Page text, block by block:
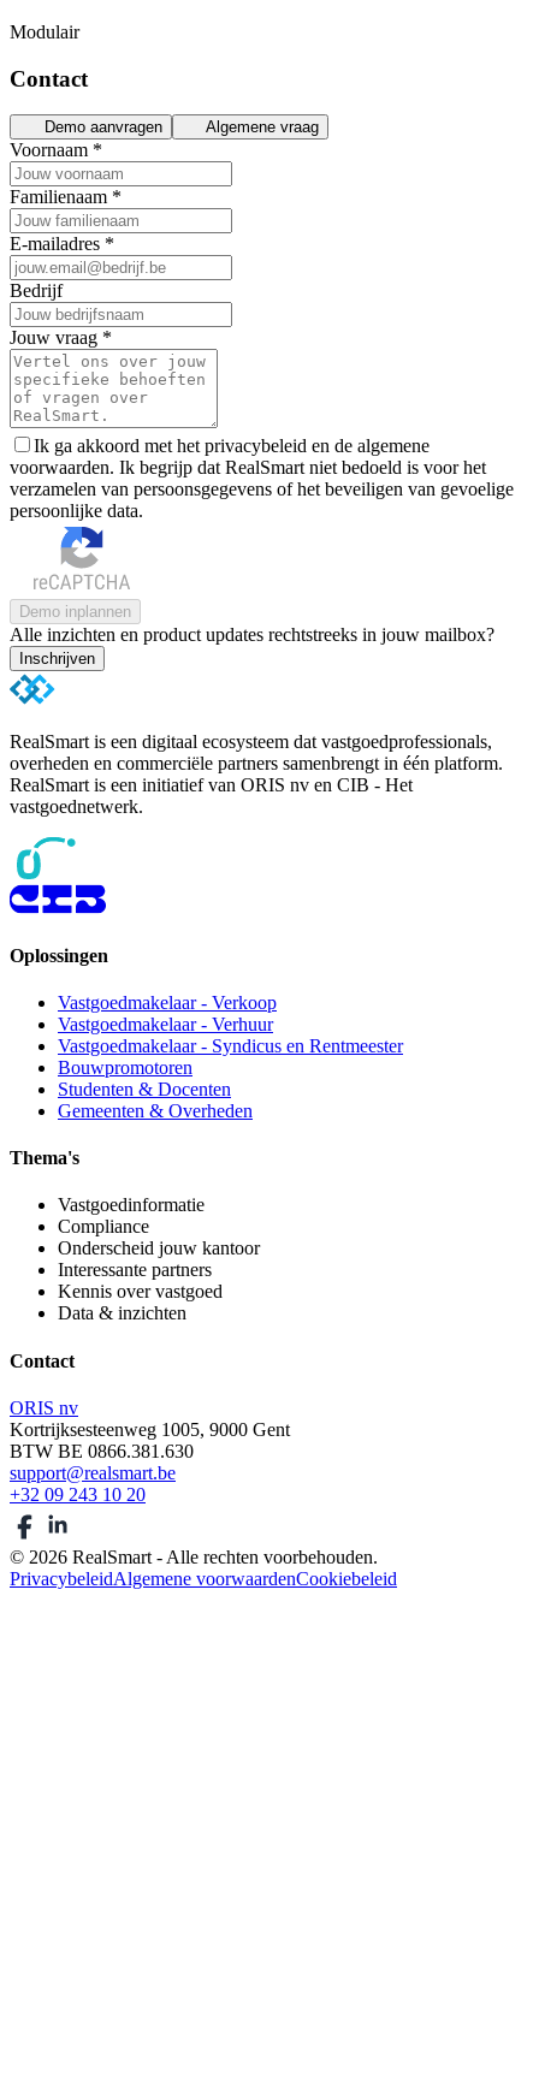
Modulair
Contact
Demo aanvragen Algemene vraag
Voornaam *
Familienaam *
E-mailadres *
Bedrijf
Jouw vraag *
Ik ga akkoord met het privacybeleid en de algemene
voorwaarden. Ik begrijp dat RealSmart niet bedoeld is voor het
verzamelen van persoonsgegevens of het beveiligen van gevoelige
persoonlijke data.
Demo inplannen
Alle inzichten en product updates rechtstreeks in jouw mailbox?
Inschrijven
RealSmart is een digitaal ecosysteem dat vastgoedprofessionals,
overheden en commerciële partners samenbrengt in één platform.
RealSmart is een initiatief van ORIS nv en CIB - Het
vastgoednetwerk.
Oplossingen
Vastgoedmakelaar - Verkoop
Vastgoedmakelaar - Verhuur
Vastgoedmakelaar - Syndicus en Rentmeester
Bouwpromotoren
Studenten & Docenten
Gemeenten & Overheden
Thema's
Vastgoedinformatie
Compliance
Onderscheid jouw kantoor
Interessante partners
Kennis over vastgoed
Data & inzichten
Contact
ORIS nv
Kortrijksesteenweg 1005, 9000 Gent
BTW BE 0866.381.630
support@realsmart.be
+32 09 243 10 20
© 2026 RealSmart - Alle rechten voorbehouden.
PrivacybeleidAlgemene voorwaardenCookiebeleid